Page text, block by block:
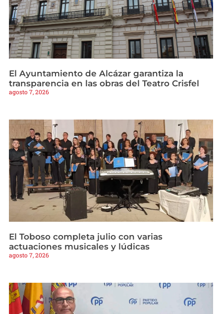
El Ayuntamiento de Alcázar garantiza la
transparencia en las obras del Teatro Crisfel
agosto 7, 2026
El Toboso completa julio con varias
actuaciones musicales y lúdicas
agosto 7, 2026